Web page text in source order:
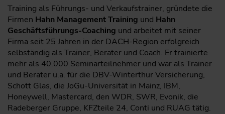
Training als Führungs- und Verkaufstrainer, gründete die
Firmen Hahn Management Training und Hahn
Geschäftsführungs-Coaching und arbeitet mit seiner
Firma seit 25 Jahren in der DACH-Region erfolgreich
selbständig als Trainer, Berater und Coach. Er trainierte
mehr als 40.000 Seminarteilnehmer und war als Trainer
und Berater u.a. für die DBV-Winterthur Versicherung,
Schott Glas, die JoGu-Universität in Mainz, IBM,
Honeywell, Mastercard, den WDR, SWR, Evonik, die
Radeberger Gruppe, KFZteile 24, Conti und RUAG tätig.